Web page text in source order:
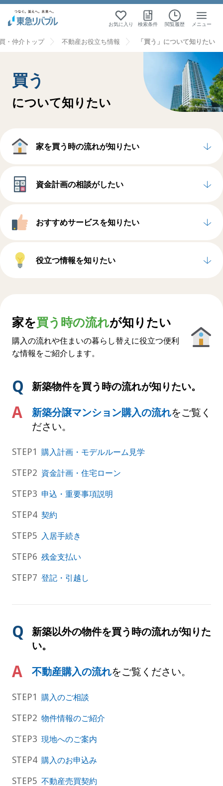
お気に入り 検索条件 閲覧履歴 メニュー
・仲介トップ 不動産お役立ち情報 「買う」について知りたい
買う
について知りたい
家を買う時の流れが知りたい
資金計画の相談がしたい
おすすめサービスを知りたい
役立つ情報を知りたい
家を買う時の流れが知りたい
購入の流れや住まいの暮らし替えに役立つ便利
な情報をご紹介します。
新築物件を買う時の流れが知りたい。
新築分譲マンション購入の流れをご覧く
ださい。
購入計画・モデルルーム見学
資金計画・住宅ローン
申込・重要事項説明
契約
入居手続き
残金支払い
登記・引越し
新築以外の物件を買う時の流れが知りた
い。
不動産購入の流れをご覧ください。
購入のご相談
物件情報のご紹介
現地へのご案内
購入のお申込み
不動産売買契約